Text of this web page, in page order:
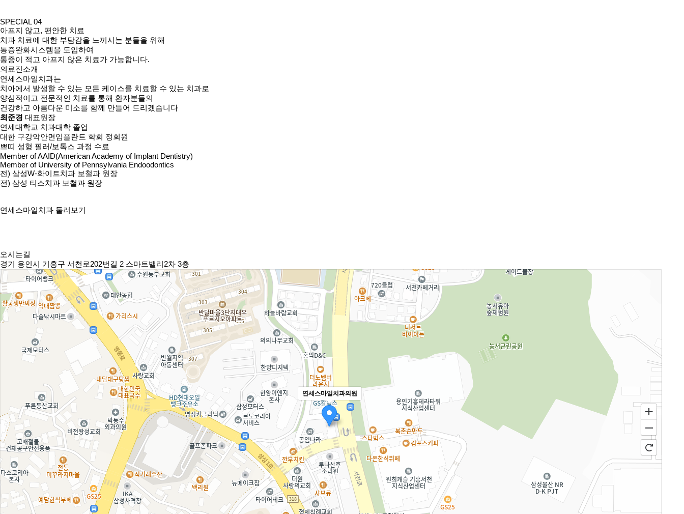
SPECIAL 04
아프지 않고, 편안한 치료
치과 치료에 대한 부담감을 느끼시는 분들을 위해
통증완화시스템을 도입하여
통증이 적고 아프지 않은 치료가 가능합니다.
의료진소개
연세스마일치과는
치아에서 발생할 수 있는 모든 케이스를 치료할 수 있는 치과로
양심적이고 전문적인 치료를 통해 환자분들의
건강하고 아름다운 미소를 함께 만들어 드리겠습니다
최준경 대표원장
연세대학교 치과대학 졸업
대한 구강악안면임플란트 학회 정회원
쁘띠 성형 필러/보톡스 과정 수료
Member of AAID(American Academy of Implant Dentistry)
Member of University of Pennsylvania Endoodontics
전) 삼성W-화이트치과 보철과 원장
전) 삼성 티스치과 보철과 원장
연세스마일치과 둘러보기
오시는길
경기 용인시 기흥구 서천로202번길 2 스마트밸리2차 3층
연세스마일치과의원